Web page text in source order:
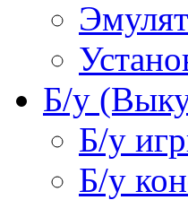
Б/у
Б/у
Б/у